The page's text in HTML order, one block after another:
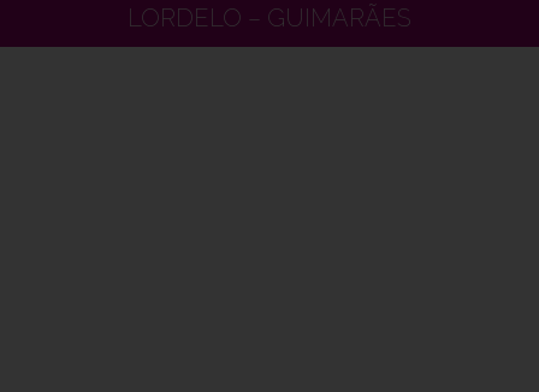
LORDELO – GUIMARÃES